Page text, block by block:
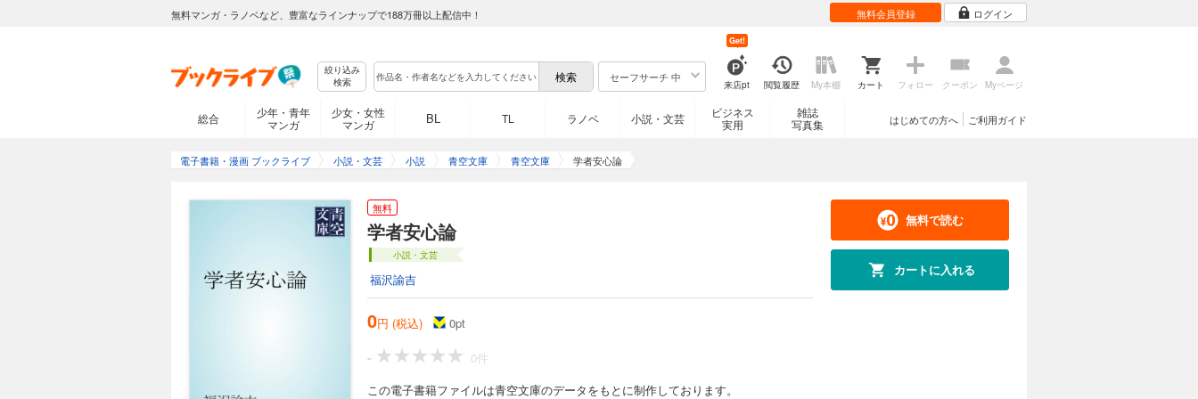
無料マンガ・ラノベなど、豊富なラインナップで188万冊以上配信中！ 無料会員登録 ログイン
絞り込み
検索
セーフサーチ 中
来店pt
Get!
閲覧履歴 My本棚 カート フォロー クーポン Myページ
総合
少年・青年
マンガ
少女・女性
マンガ
BL TL ラノベ 小説・文芸
ビジネス
実用
雑誌
写真集
ご利用ガイド
はじめての方へ
電子書籍・漫画 ブックライブ 小説・文芸 小説 青空文庫 青空文庫 学者安心論
無料
学者安心論
小説・文芸
福沢諭吉
0円 (税込) 0pt
-
0件
この電子書籍ファイルは青空文庫のデータをもとに制作しております。
無料で読む
カートに入れる